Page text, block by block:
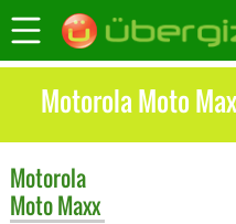
Motorola Moto
Motorola
Moto Maxx